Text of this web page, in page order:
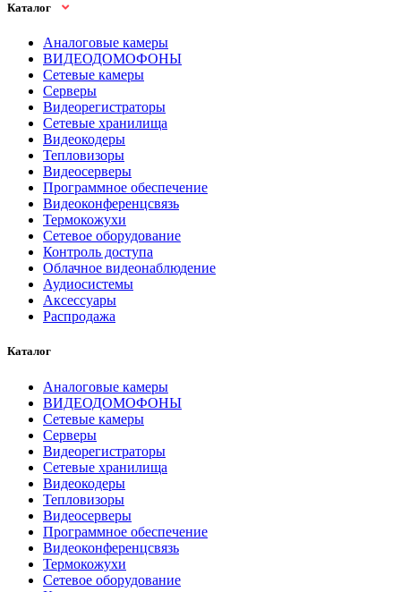
Каталог
Аналоговые камеры
ВИДЕОДОМОФОНЫ
Сетевые камеры
Серверы
Видеорегистраторы
Сетевые хранилища
Видеокодеры
Тепловизоры
Видеосерверы
Программное обеспечение
Видеоконференцсвязь
Термокожухи
Сетевое оборудование
Контроль доступа
Облачное видеонаблюдение
Аудиосистемы
Аксессуары
Распродажа
Каталог
Аналоговые камеры
ВИДЕОДОМОФОНЫ
Сетевые камеры
Серверы
Видеорегистраторы
Сетевые хранилища
Видеокодеры
Тепловизоры
Видеосерверы
Программное обеспечение
Видеоконференцсвязь
Термокожухи
Сетевое оборудование